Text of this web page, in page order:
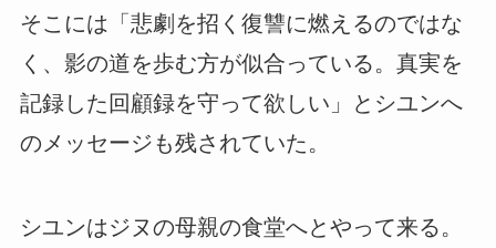
そこには「悲劇を招く復讐に燃えるのではな
く、影の道を歩む方が似合っている。真実を
記録した回顧録を守って欲しい」とシユンへ
のメッセージも残されていた。
シユンはジヌの母親の食堂へとやって来る。